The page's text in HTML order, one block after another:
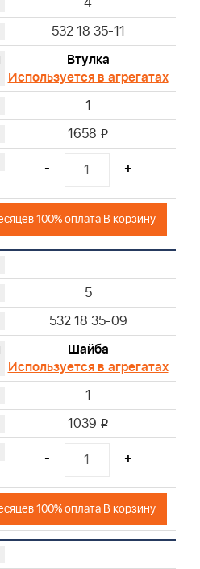
532 18 35-11
Втулка
Используется в агрегатах
1
1658 i
- +
100% оплата В корзину
5
532 18 35-09
Шайба
Используется в агрегатах
1
1039 i
- +
100% оплата В корзину